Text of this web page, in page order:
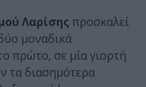
Λαρίσης προσκαλεί
μοναδικά
πρώτο, σε μία γιορτή
τα διασημότερα